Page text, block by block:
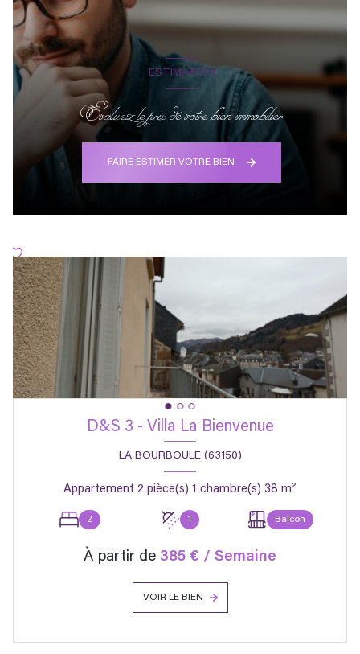
ESTIMATION
Evaluez le prix de votre bien immobilier
FAIRE ESTIMER VOTRE BIEN
D&S 3 - Villa La Bienvenue
LA BOURBOULE (63150)
Appartement 2 pièce(s) 1 chambre(s) 38 m²
2 1 Balcon
À partir de 385 € / Semaine
VOIR LE BIEN